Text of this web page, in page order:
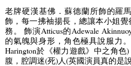
老牌硬漢基佛．蘇德蘭所飾的羅
飾，每一拂袖揚長，總讓本小姐
務。飾演Atticus的Adewale
的氣魄與身形 ， 角色極具說服力。
Harington於 《權力遊戲》 中之角色)
腹 ， 腔調迷(死)人(英國演員真的是